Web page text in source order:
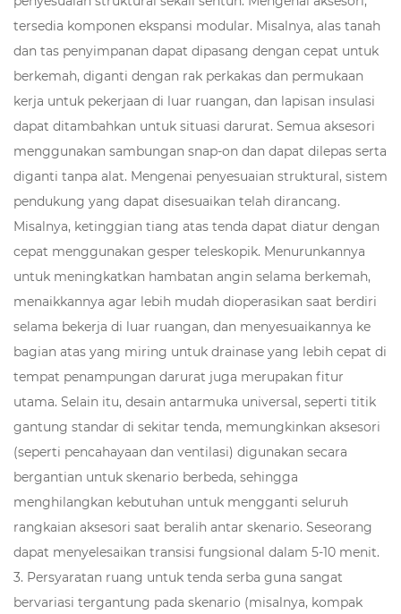
tersedia komponen ekspansi modular. Misalnya, alas tanah
dan tas penyimpanan dapat dipasang dengan cepat untuk
berkemah, diganti dengan rak perkakas dan permukaan
kerja untuk pekerjaan di luar ruangan, dan lapisan insulasi
dapat ditambahkan untuk situasi darurat. Semua aksesori
menggunakan sambungan snap-on dan dapat dilepas serta
diganti tanpa alat. Mengenai penyesuaian struktural, sistem
pendukung yang dapat disesuaikan telah dirancang.
Misalnya, ketinggian tiang atas tenda dapat diatur dengan
cepat menggunakan gesper teleskopik. Menurunkannya
untuk meningkatkan hambatan angin selama berkemah,
menaikkannya agar lebih mudah dioperasikan saat berdiri
selama bekerja di luar ruangan, dan menyesuaikannya ke
bagian atas yang miring untuk drainase yang lebih cepat di
tempat penampungan darurat juga merupakan fitur
utama. Selain itu, desain antarmuka universal, seperti titik
gantung standar di sekitar tenda, memungkinkan aksesori
(seperti pencahayaan dan ventilasi) digunakan secara
bergantian untuk skenario berbeda, sehingga
menghilangkan kebutuhan untuk mengganti seluruh
rangkaian aksesori saat beralih antar skenario. Seseorang
dapat menyelesaikan transisi fungsional dalam 5-10 menit.
3. Persyaratan ruang untuk tenda serba guna sangat
bervariasi tergantung pada skenario (misalnya, kompak